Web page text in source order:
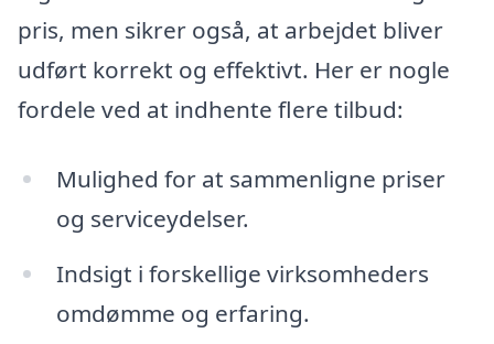
pris, men sikrer også, at arbejdet bliver
udført korrekt og effektivt. Her er nogle
fordele ved at indhente flere tilbud:
Mulighed for at sammenligne priser
og serviceydelser.
Indsigt i forskellige virksomheders
omdømme og erfaring.